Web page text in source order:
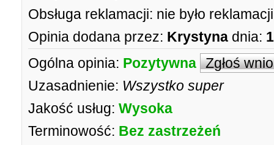
Obsługa reklamacji: nie było reklamacji
Opinia dodana przez: Krystyna dnia:
Ogólna opinia: Pozytywna Zgłoś
Uzasadnienie: Wszystko super
Jakość usług: Wysoka
Terminowość: Bez zastrzeżeń